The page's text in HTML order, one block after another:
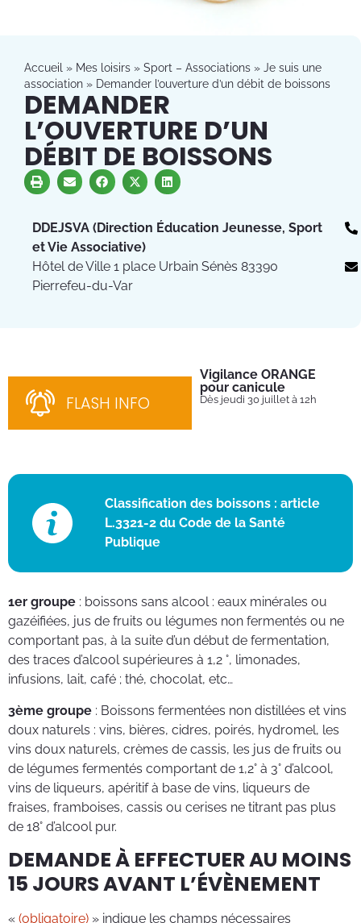
Accueil » Mes loisirs » Sport – Associations » Je suis une
association » Demander l’ouverture d’un débit de boissons
DEMANDER
L’OUVERTURE D’UN
DÉBIT DE BOISSONS
DDEJSVA (Direction Éducation Jeunesse, Sport
et Vie Associative)
Hôtel de Ville 1 place Urbain Sénès 83390
Pierrefeu-du-Var
FLASH INFO
Vigilance ORANGE
pour canicule
Dès jeudi 30 juillet à 12h
Classification des boissons : article
L.3321-2 du Code de la Santé
Publique
1er groupe : boissons sans alcool : eaux minérales ou
gazéifiées, jus de fruits ou légumes non fermentés ou ne
comportant pas, à la suite d’un début de fermentation,
des traces d’alcool supérieures à 1,2 °, limonades,
infusions, lait, café ; thé, chocolat, etc…
3ème groupe : Boissons fermentées non distillées et vins
doux naturels : vins, bières, cidres, poirés, hydromel, les
vins doux naturels, crèmes de cassis, les jus de fruits ou
de légumes fermentés comportant de 1,2° à 3° d’alcool,
vins de liqueurs, apéritif à base de vins, liqueurs de
fraises, framboises, cassis ou cerises ne titrant pas plus
de 18° d’alcool pur.
DEMANDE À EFFECTUER AU MOINS
15 JOURS AVANT L’ÉVÈNEMENT
« (obligatoire) » indique les champs nécessaires